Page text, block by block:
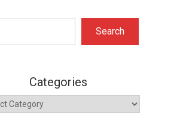
Search
Categories